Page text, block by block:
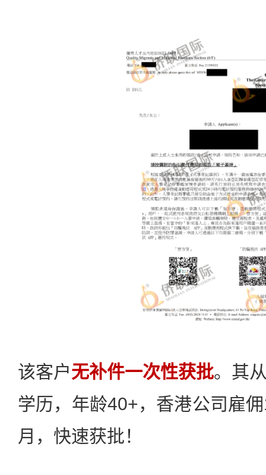
该客户无补件一次性获批。其
学历，年龄40+，香港公司雇
月，快速获批！